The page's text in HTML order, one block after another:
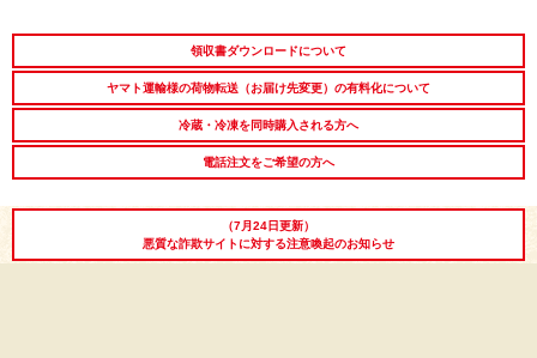
LINEギフト ふるさと納税
領収書ダウンロードについて
ヤマト運輸様の荷物転送（お届け先変更）の有料化について
冷蔵・冷凍を同時購入される方へ
電話注文をご希望の方へ
（7月24日更新）
悪質な詐欺サイトに対する注意喚起のお知らせ